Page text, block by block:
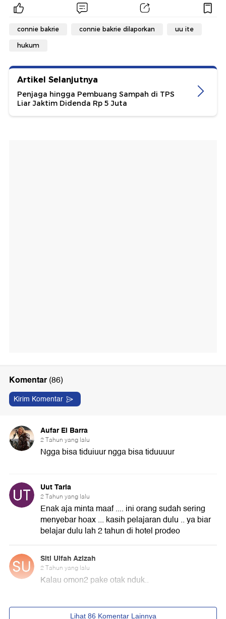
connie bakrie connie bakrie dilaporkan uu ite
hukum
Artikel Selanjutnya
Penjaga hingga Pembuang Sampah di TPS
Liar Jaktim Didenda Rp 5 Juta